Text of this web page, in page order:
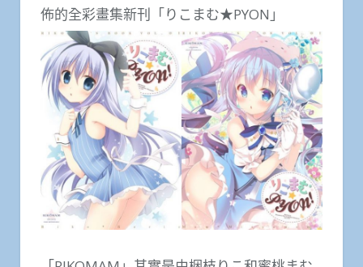
佈的全彩畫集新刊「りこまむ★PYON」